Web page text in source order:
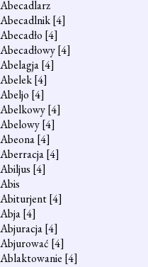
Abecadlarz
Abecadlnik[4]
Abecadło [4]
Abecadłowy[4]
Abelagja[4]
Abelek[4]
Abeljo [4]
Abelkowy[4]
Abelowy[4]
Abeona[4]
Aberracja[4]
Abiljus [4]
Abis
Abiturjent[4]
Abja[4]
Abjuracja[4]
Abjurować [4]
Ablaktowanie [4]